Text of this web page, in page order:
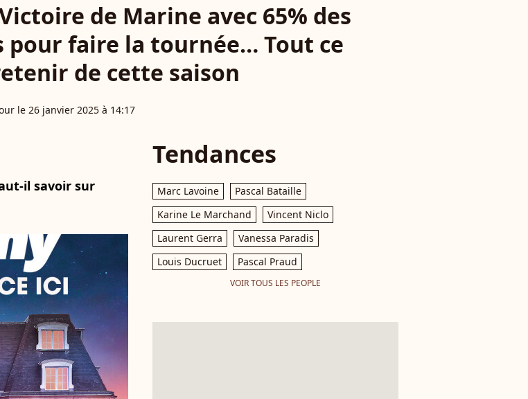
de Marine avec 65% des
pour faire la tournée… Tout ce
de cette saison
le 26 janvier 2025 à 14:17
il savoir sur
Tendances
Marc Lavoine
Pascal Bataille
Karine Le Marchand
Vincent Niclo
Laurent Gerra
Vanessa Paradis
Louis Ducruet
Pascal Praud
VOIR TOUS LES PEOPLE